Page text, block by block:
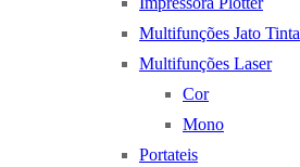
Multifunções Jato Tinta
Multifunções Laser
Cor
Mono
Portateis